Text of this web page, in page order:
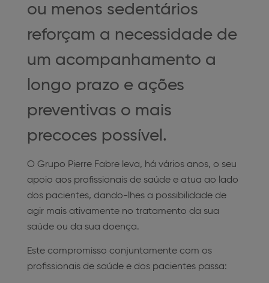
ou menos sedentários
reforçam a necessidade de
um acompanhamento a
longo prazo e ações
preventivas o mais
precoces possível.
O Grupo Pierre Fabre leva, há vários anos, o seu
apoio aos profissionais de saúde e atua ao lado
dos pacientes, dando-lhes a possibilidade de
agir mais ativamente no tratamento da sua
saúde ou da sua doença.
Este compromisso conjuntamente com os
profissionais de saúde e dos pacientes passa: